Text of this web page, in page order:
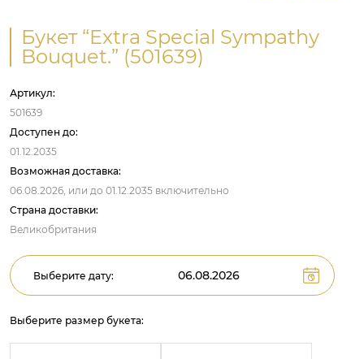
Букет “Extra Special Sympathy
Bouquet.” (501639)
Артикул:
501639
Доступен до:
01.12.2035
Возможная доставка:
06.08.2026, или до 01.12.2035 включительно
Страна доставки:
Великобритания
Выберите дату:
Выберите размер букета: